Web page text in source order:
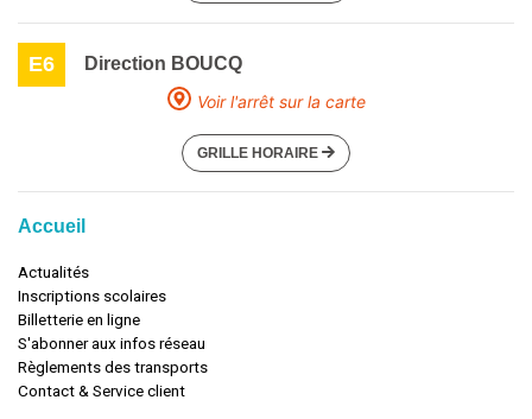
E6
Direction BOUCQ
Voir l'arrêt sur la carte
GRILLE HORAIRE
Accueil
Actualités
Inscriptions scolaires
Billetterie en ligne
S'abonner aux infos réseau
Règlements des transports
Contact & Service client